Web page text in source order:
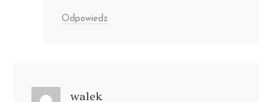
Odpowiedz
walek